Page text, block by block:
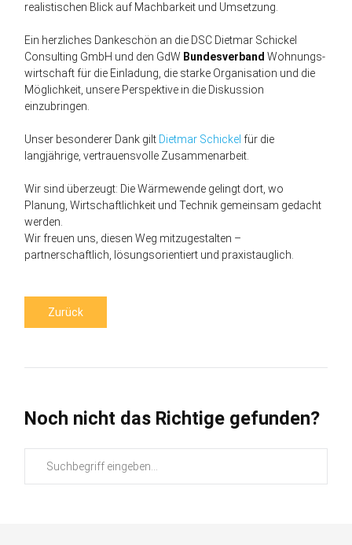
realistischen Blick auf Machbarkeit und Umsetzung.
Ein herzliches Dankeschön an die DSC Dietmar Schickel
Consulting GmbH und den GdW Bundesverband Wohnungs­
wirtschaft für die Einladung, die starke Organisation und die
Möglichkeit, unsere Perspektive in die Diskussion
einzubringen.
Unser besonderer Dank gilt Dietmar Schickel für die
langjährige, vertrauensvolle Zusammenarbeit.
Wir sind überzeugt: Die Wärmewende gelingt dort, wo
Planung, Wirtschaftlichkeit und Technik gemeinsam gedacht
werden.
Wir freuen uns, diesen Weg mitzugestalten –
partnerschaftlich, lösungsorientiert und praxistauglich.
Zurück
Noch nicht das Richtige gefunden?